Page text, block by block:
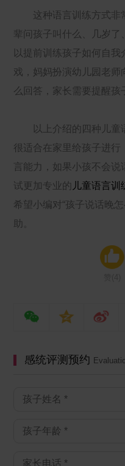
这种语言训练方式非
辈问孩子叫什么、几岁
以提前训练孩子如何自我
戏，妈妈扮演幼儿园老师
么回答，家长需要提醒孩
以上介绍的四种儿童语
很适合在家里给孩子进行
言能力，如果小孩不会
试更加专业的 儿童语言训
希望小编对“孩子说话晚
助。
感统评测预约